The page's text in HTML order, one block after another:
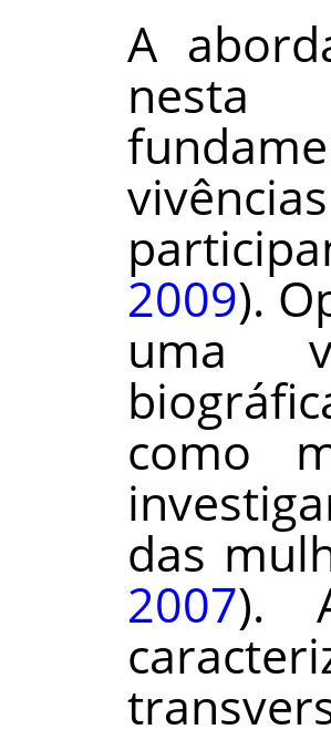
A
nesta
2009).
uma
como
das
2007).